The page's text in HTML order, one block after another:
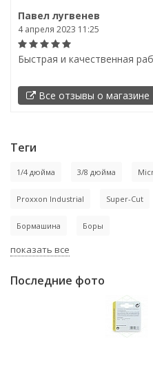
Павел лугвенев
4 апреля 2023 11:25
Быстрая и качественная
Все отзывы о магазине
Теги
1/4 дюйма 3/8 дюйма
Proxxon Industrial Super-Cut
Бормашина Боры
показать все
Последние фото